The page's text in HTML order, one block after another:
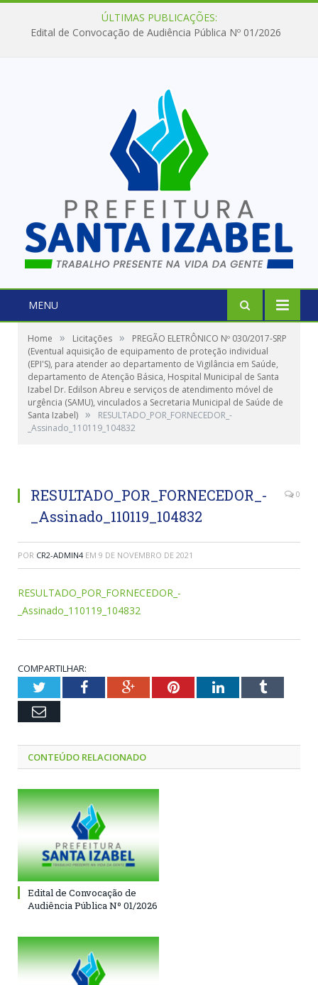
ÚLTIMAS PUBLICAÇÕES:
Edital de Convocação de Audiência Pública Nº 01/2026
MENU
Home » Licitações »
PREGÃO ELETRÔNICO Nº 030/2017-SRP
(Eventual aquisição de equipamento de proteção individual
(EPI'S), para atender ao departamento de Vigilância em Saúde,
departamento de Atenção Básica, Hospital Municipal de Santa
Izabel Dr. Edilson Abreu e serviços de atendimento móvel de
urgência (SAMU), vinculados a Secretaria Municipal de Saúde de
Santa Izabel) »
RESULTADO_POR_FORNECEDOR_-
_Assinado_110119_104832
RESULTADO_POR_FORNECEDOR_-
_Assinado_110119_104832
0
POR CR2-ADMIN4 EM 9 DE NOVEMBRO DE 2021
RESULTADO_POR_FORNECEDOR_-
_Assinado_110119_104832
COMPARTILHAR:
TwitterFacebookGoogle+PinterestLinkedInTumblr
Email
CONTEÚDO RELACIONADO
Edital de Convocação de
Audiência Pública Nº 01/2026